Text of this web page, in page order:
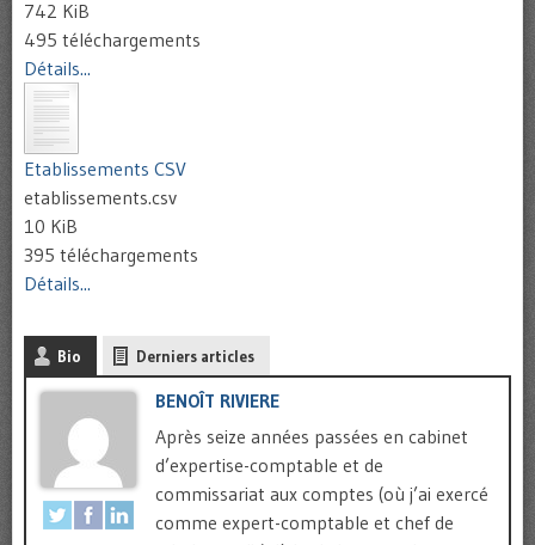
742 KiB
495 téléchargements
Détails...
Etablissements CSV
etablissements.csv
10 KiB
395 téléchargements
Détails...
Bio Derniers articles
BENOÎT RIVIERE
Après seize années passées en cabinet
d’expertise-comptable et de
commissariat aux comptes (où j’ai exercé
comme expert-comptable et chef de